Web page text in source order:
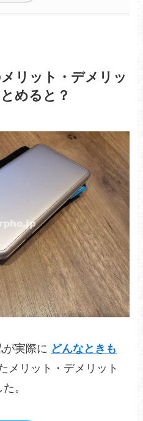
リット・デメリッ
めると？
が実際に どんなときも
メリット・デメリット
。